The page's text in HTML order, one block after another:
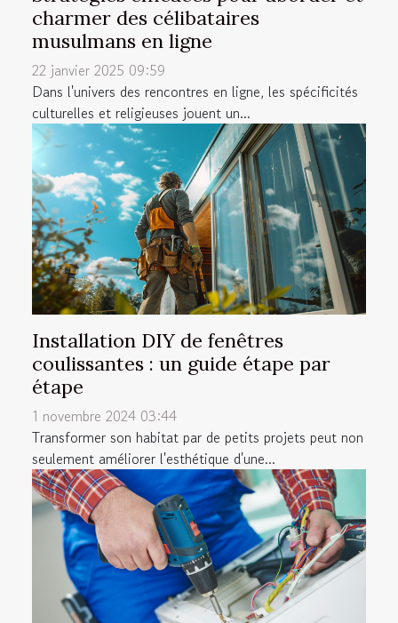
charmer des célibataires
musulmans en ligne
22 janvier 2025 09:59
Dans l'univers des rencontres en ligne, les spécificités
culturelles et religieuses jouent un...
Installation DIY de fenêtres
coulissantes : un guide étape par
étape
1 novembre 2024 03:44
Transformer son habitat par de petits projets peut non
seulement améliorer l'esthétique d'une...